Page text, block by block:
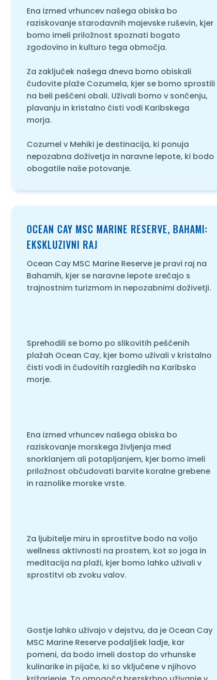
Ena izmed vrhuncev našega obiska bo
raziskovanje starodavnih majevske ruševin, kjer
bomo imeli priložnost spoznati bogato
zgodovino in kulturo tega območja.
Za zaključek našega dneva bomo obiskali
čudovite plaže Cozumela, kjer se bomo sprostili
na beli peščeni obali. Uživali bomo v sončenju,
plavanju in kristalno čisti vodi Karibskega
morja.
Cozumel v Mehiki je destinacija, ki ponuja
nepozabna doživetja in naravne lepote, ki bodo
obogatile naše potovanje.
OCEAN CAY MSC MARINE RESERVE, BAHAMI:
EKSKLUZIVNI RAJ
Ocean Cay MSC Marine Reserve je pravi raj na
Bahamih, kjer se naravne lepote srečajo s
trajnostnim turizmom in nepozabnimi doživetji.
Sprehodili se bomo po slikovitih peščenih
plažah Ocean Cay, kjer bomo uživali v kristalno
čisti vodi in čudovitih razgledih na Karibsko
morje.
Ena izmed vrhuncev našega obiska bo
raziskovanje morskega življenja med
snorklanjem ali potapljanjem, kjer bomo imeli
priložnost občudovati barvite koralne grebene
in raznolike morske vrste.
Za ljubitelje miru in sprostitve bodo na voljo
wellness aktivnosti na prostem, kot so joga in
meditacija na plaži, kjer bomo lahko uživali v
sprostitvi ob zvoku valov.
Gostje lahko uživajo v dejstvu, da je Ocean Cay
MSC Marine Reserve podaljšek ladje, kar
pomeni, da bodo imeli dostop do vrhunske
kulinarike in pijače, ki so vključene v njihovo